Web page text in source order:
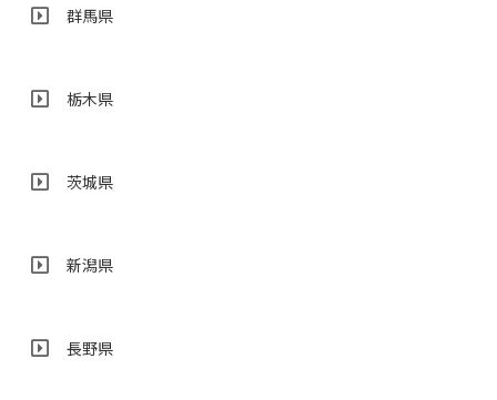
群馬県
栃木県
茨城県
新潟県
長野県